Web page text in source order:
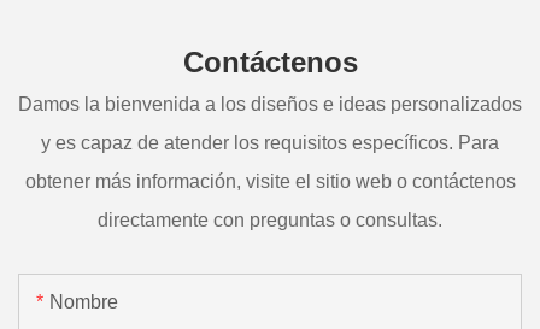
Contáctenos
Damos la bienvenida a los diseños e ideas personalizados
y es capaz de atender los requisitos específicos. Para
obtener más información, visite el sitio web o contáctenos
directamente con preguntas o consultas.
Nombre